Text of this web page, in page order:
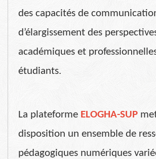
des capacités de
d’élargissement des
académiques et
étudiants.
La plateforme ELOGHA-SUP
disposition un ensemble de
pédagogiques numériques